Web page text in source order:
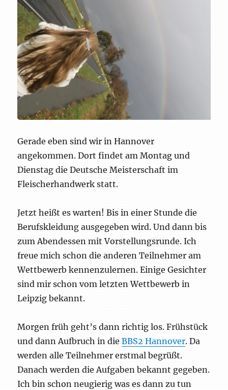
Gerade eben sind wir in Hannover
angekommen. Dort findet am Montag und
Dienstag die Deutsche Meisterschaft im
Fleischerhandwerk statt.
Jetzt heißt es warten! Bis in einer Stunde die
Berufskleidung ausgegeben wird. Und dann bis
zum Abendessen mit Vorstellungsrunde. Ich
freue mich schon die anderen Teilnehmer am
Wettbewerb kennenzulernen. Einige Gesichter
sind mir schon vom letzten Wettbewerb in
Leipzig bekannt.
Morgen früh geht’s dann richtig los. Frühstück
und dann Aufbruch in dieBBS2 Hannover. Da
werden alle Teilnehmer erstmal begrüßt.
Danach werden die Aufgaben bekannt gegeben.
Ich bin schon neugierig was es dann zu tun